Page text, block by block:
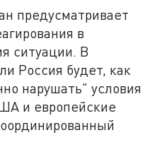
предусматривает
в
ситуации. В
Россия будет, как
нарушать" условия
и европейские